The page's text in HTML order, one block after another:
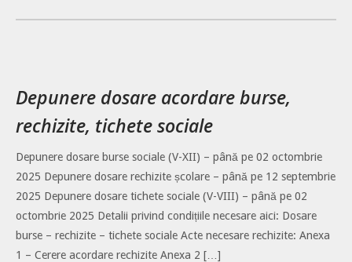
Depunere dosare acordare burse,
rechizite, tichete sociale
Depunere dosare burse sociale (V-XII) – până pe 02 octombrie
2025 Depunere dosare rechizite școlare – până pe 12 septembrie
2025 Depunere dosare tichete sociale (V-VIII) – până pe 02
octombrie 2025 Detalii privind condițiile necesare aici: Dosare
burse – rechizite – tichete sociale Acte necesare rechizite: Anexa
1 – Cerere acordare rechizite Anexa 2 […]